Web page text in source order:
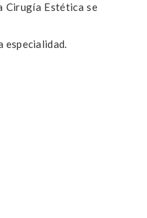
Cirugía Estética se
especialidad.